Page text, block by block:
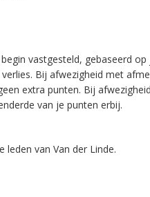
vastgesteld, gebaseerd
Bij afwezigheid met
extra punten. Bij
van je punten erbij.
leden van Van der Linde.